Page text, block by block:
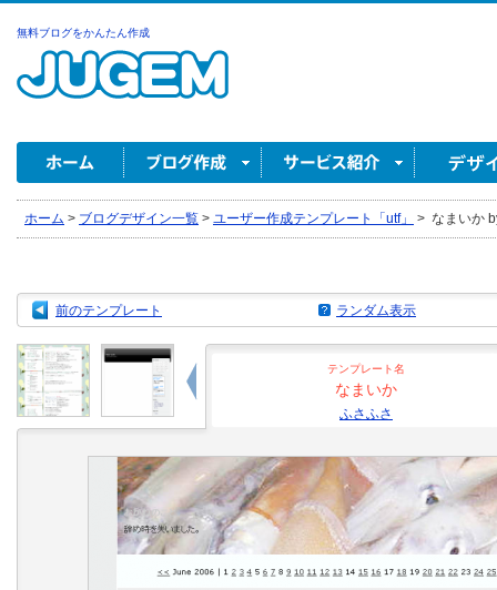
無料ブログをかんたん作成
ホーム > ブログデザイン一覧 > ユーザー作成テンプレート「utf」 > なまいか
前のテンプレート ランダム表示
テンプレート名
なまいか
ふさふさ